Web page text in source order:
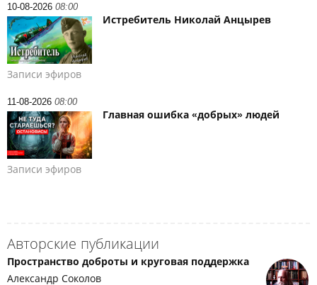
10-08-2026 08:00
Истребитель Николай Анцырев
Записи эфиров
11-08-2026 08:00
Главная ошибка «добрых» людей
Записи эфиров
Авторские публикации
Пространство доброты и круговая поддержка
Александр Соколов